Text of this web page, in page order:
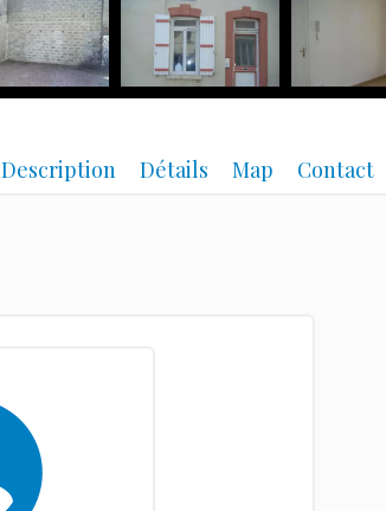
Description Détails Map Contact